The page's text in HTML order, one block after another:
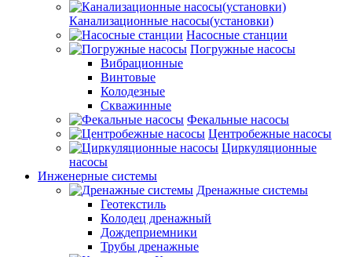
Канализационные насосы(установки)
Насосные станции
Погружные насосы
Вибрационные
Винтовые
Колодезные
Скважинные
Фекальные насосы
Центробежные насосы
Циркуляционные
насосы
Инженерные системы
Дренажные системы
Геотекстиль
Колодец дренажный
Дождеприемники
Трубы дренажные